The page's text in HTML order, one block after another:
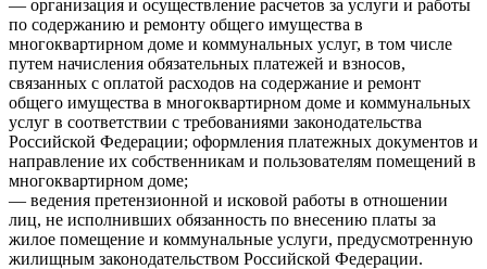
— организация и осуществление расчетов за услуги и работы
по содержанию и ремонту общего имущества в
многоквартирном доме и коммунальных услуг, в том числе
путем начисления обязательных платежей и взносов,
связанных с оплатой расходов на содержание и ремонт
общего имущества в многоквартирном доме и коммунальных
услуг в соответствии с требованиями законодательства
Российской Федерации; оформления платежных документов и
направление их собственникам и пользователям помещений в
многоквартирном доме;
— ведения претензионной и исковой работы в отношении
лиц, не исполнивших обязанность по внесению платы за
жилое помещение и коммунальные услуги, предусмотренную
жилищным законодательством Российской Федерации.